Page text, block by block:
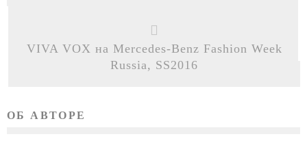
VIVA VOX на Mercedes-Benz Fashion Week
Russia, SS2016
ОБ АВТОРЕ